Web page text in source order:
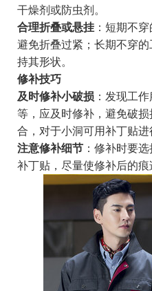
干燥剂或防虫剂。
合理折叠或悬挂：短期不
避免折叠过紧；长期不穿
持其形状。
修补技巧
及时修补小破损：发现工作
等，应及时修补，避免破
合，对于小洞可用补丁贴进
注意修补细节：修补时要
补丁贴，尽量使修补后的痕